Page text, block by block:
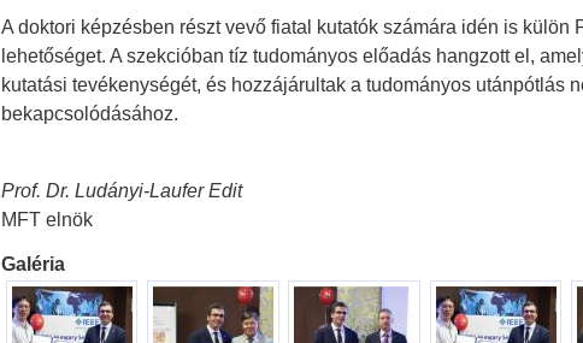
A doktori képzésben részt vevő fiatal kutatók számára idén is
lehetőséget. A szekcióban tíz tudományos előadás hangzott el,
kutatási tevékenységét, és hozzájárultak a tudományos utánpótlás
bekapcsolódásához.
Prof. Dr. Ludányi-Laufer Edit
MFT elnök
Galéria